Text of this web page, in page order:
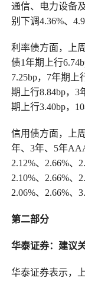
通信、电力设备
别下调4.36%、
利率债方面，上
债1年期上行
7.25bp，7年期上
期上行8.84bp，3
期上行3.40bp，
信用债方面，上
年、3年、5年
2.12%、2.66%、
2.10%、2.66%、
2.06%、2.66%、
第二部分
华泰证券：建议
华泰证券表示，